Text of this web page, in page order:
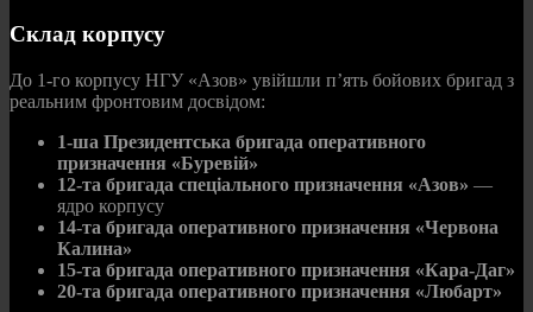
Склад корпусу
До 1-го корпусу НГУ «Азов» увійшли п’ять бойових бригад з
реальним фронтовим досвідом:
1-ша Президентська бригада оперативного
призначення «Буревій»
12-та бригада спеціального призначення «Азов» —
ядро корпусу
14-та бригада оперативного призначення «Червона
Калина»
15-та бригада оперативного призначення «Кара-Даг»
20-та бригада оперативного призначення «Любарт»